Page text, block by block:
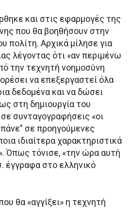
και στις εφαρμογές της
που θα βοηθήσουν στην
πολίτη. Αρχικά μίλησε για
λέγοντας ότι «αν περιμένω
την τεχνητή νοημοσύνη
να επεξεργαστεί όλα
δεδομένα και να δώσει
στη δημιουργία του
συνταγογραφήσεις «οι
σε προηγούμενες
ιδιαίτερα χαρακτηριστικά
Όπως τόνισε, «την ώρα αυτή
έγγραφα στο ελληνικό
θα «αγγίξει» η τεχνητή